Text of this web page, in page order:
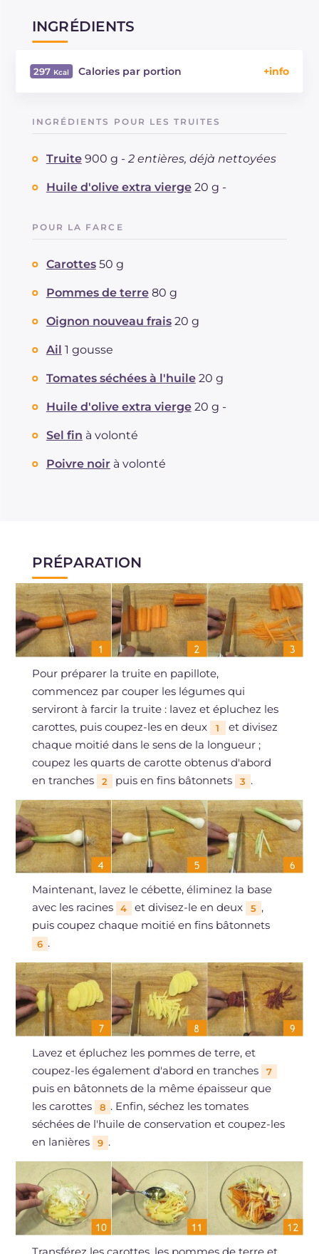
INGRÉDIENTS
297 Calories par portion
Graisses
dont acides gras saturés g
Cholestérol
INGRÉDIENTS POUR LES TRUITES
Truite 900 g - 2 entières, déjà nettoyées
Huile d'olive extra vierge 20 g -
POUR LA FARCE
Carottes 50 g
Pommes de terre 80 g
Oignon nouveau frais 20 g
Ail 1 gousse
Tomates séchées à l'huile 20 g
Huile d'olive extra vierge 20 g -
Sel fin à volonté
Poivre noir à volonté
PRÉPARATION
Pour préparer la truite en papillote,
commencez par couper les légumes qui
serviront à farcir la truite : lavez et épluchez les
carottes, puis coupez-les en deux
1
et divisez
chaque moitié dans le sens de la longueur ;
coupez les quarts de carotte obtenus d'abord
en tranches
2 puis en fins bâtonnets 3 .
Maintenant, lavez le cébette, éliminez la base
avec les racines
4 et divisez-le en deux 5 ,
puis coupez chaque moitié en fins bâtonnets
6 .
Lavez et épluchez les pommes de terre, et
coupez-les également d'abord en tranches
7
puis en bâtonnets de la même épaisseur que
les carottes
8 . Enfin, séchez les tomates
séchées de l'huile de conservation et coupez-les
en lanières
9 .